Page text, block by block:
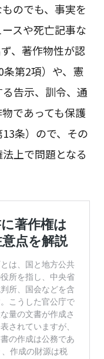
のでも、事実を
スや死亡記事な
、著作物性が認
第2項）や、憲
告示、訓令、通
であっても保護
条）ので、その
上で問題となる